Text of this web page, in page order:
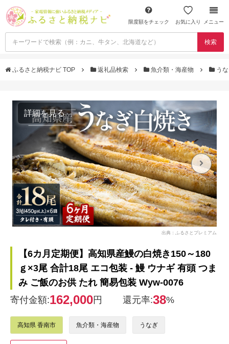
限度額をチェック お気に入り メニュー
検索
ふるさと納税ナビ TOP 返礼品検索 魚介類・海産物 う
詳細を見る
出典：ふるさとプレミアム
【6カ月定期便】高知県産鰻の白焼き150～180
ｇ×3尾 合計18尾 エコ包装 - 鰻 ウナギ 有頭 つま
み ご飯のお供 たれ 簡易包装 Wyw-0076
寄付金額:162,000円 還元率:38%
高知県 香南市 魚介類・海産物 うなぎ